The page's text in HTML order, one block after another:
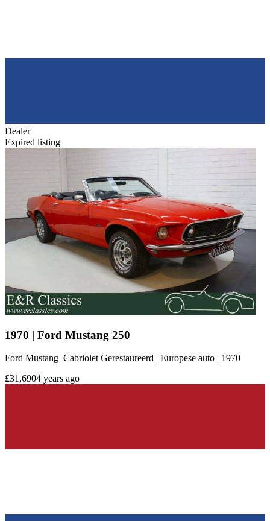
Dealer
Expired listing
1970 | Ford Mustang 250
Ford Mustang Cabriolet Gerestaureerd | Europese auto | 1970
£31,6904 years ago